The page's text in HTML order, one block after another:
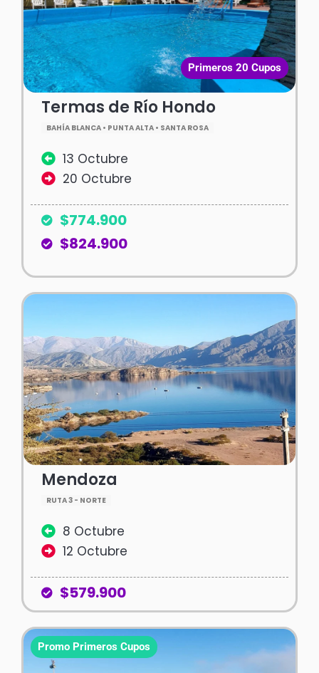
Termas de Río Hondo
BAHÍA BLANCA • PUNTA ALTA • SANTA ROSA
13 Octubre
20 Octubre
$774.900
$824.900
Primeros 20 Cupos
Mendoza
RUTA 3 - NORTE
8 Octubre
12 Octubre
$579.900
Promo Primeros Cupos